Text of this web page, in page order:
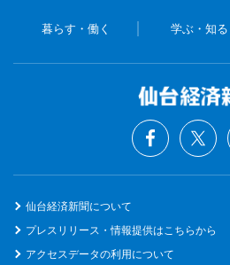
暮らす・働く 学ぶ・知る
仙台経済新聞について
プレスリリース・情報提供はこちらから
アクセスデータの利用について